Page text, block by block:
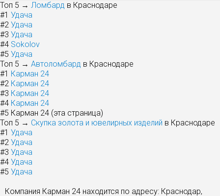
Топ 5 → Ломбард в Краснодаре
#1 Удача
#2 Удача
#3 Удача
#4 Sokolov
#5 Удача
Топ 5 → Автоломбард в Краснодаре
#1 Карман 24
#2 Карман 24
#3 Карман 24
#4 Карман 24
#5 Карман 24 (эта страница)
Топ 5 → Скупка золота и ювелирных изделий в Краснодаре
#1 Удача
#2 Удача
#3 Удача
#4 Удача
#5 Удача
Компания Карман 24 находится по адресу: Краснодар,